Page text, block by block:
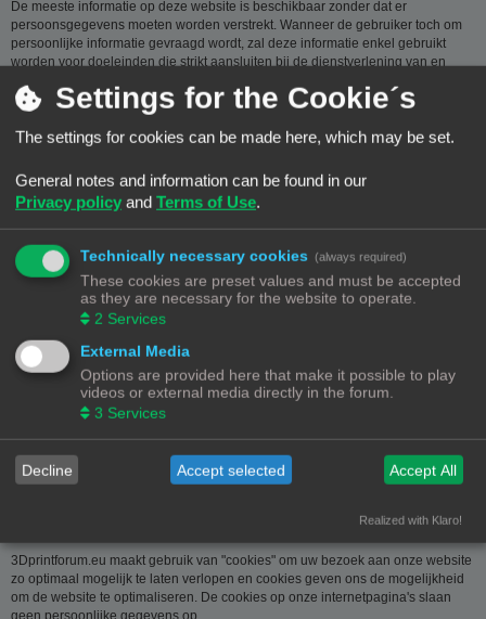
De meeste informatie op deze website is beschikbaar zonder dat er
persoonsgegevens moeten worden verstrekt. Wanneer de gebruiker toch om
persoonlijke informatie gevraagd wordt, zal deze informatie enkel gebruikt
worden voor doeleinden die strikt aansluiten bij de dienstverlening van en
registreren van een account dan wel op basis van haar gerechtvaardigd
belang om diensten te verlenen en u hiervoor te contacteren. De informatie
over u wordt u op verzoek meegedeeld. U kan deze, indien nodig, laten
contact link. Bent u het niet eens met de manier waarop 3DPrintforum.eu uw
gegevens verwerkt, kan u klacht indienen bij de
Gegevensbeschermingsautoriteit
(www.privacycommission.be
- Drukpersstraat 35 te 1000 Brussel). Meer
informatie over de manier waarop 3DPrintforum.eu omgaat met uw gegevens
vindt u in het algemeen beleid inzake gegevensbescherming. Door de
toegang tot en het gebruik van de website verklaart u zich uitdrukkelijk akkoord
met de volgende algemene voorwaarden:
Aansprakelijkheid
De op deze website beschikbaar gestelde informatie is met de grootste zorg
samengesteld. Uiteraard is deze informatie richtinggevend en door de
beknoptheid niet altijd volledig. Voor verdere en concrete uitleg kan u met
welke vorm dan ook die voortvloeit uit het gebruik van de aangeboden
informatie.
3Dprintforum.eu maakt gebruik van "cookies" om uw bezoek aan onze website
zo optimaal mogelijk te laten verlopen en cookies geven ons de mogelijkheid
om de website te optimaliseren. De cookies op onze internetpagina's slaan
geen persoonlijke gegevens op.
Settings for the Cookie´s
The settings for cookies can be made here, which may be set.
General notes and information can be found in our
Privacy policy and Terms of Use.
Technically necessary cookies (always required)
These cookies are preset values and must be accepted
as they are necessary for the website to operate.
2 Services
External Media
Options are provided here that make it possible to play
videos or external media directly in the forum.
3 Services
Decline Accept selected Accept All
Realized with Klaro!